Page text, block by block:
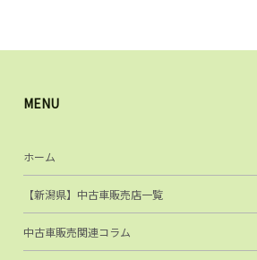
MENU
ホーム
【新潟県】中古車販売店一覧
中古車販売関連コラム